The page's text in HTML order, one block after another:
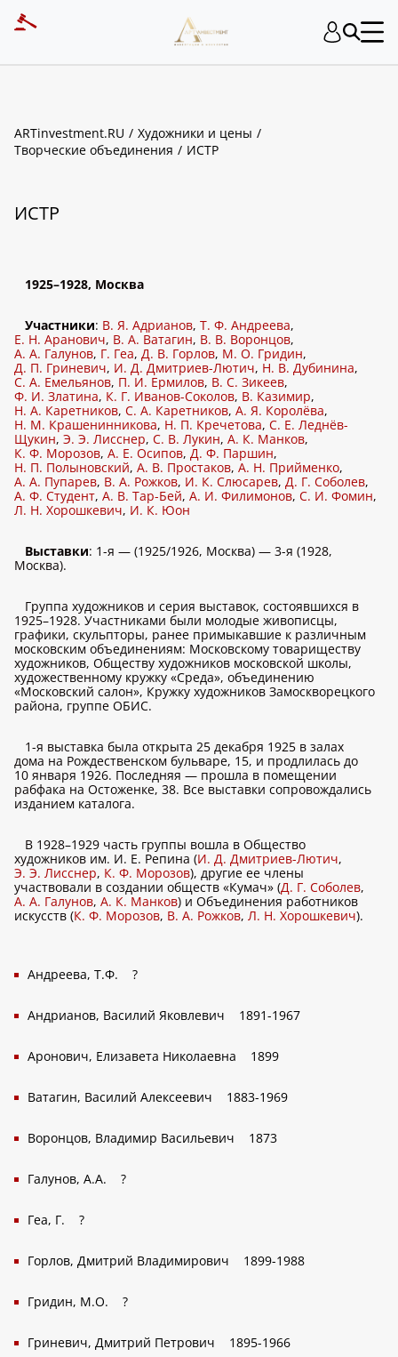
ARTinvestment.RU
Художники и цены
Творческие объединения
ИСТР
ИСТР
1925–1928, Москва
Участники: В. Я. Адрианов, Т. Ф. Андреева,
Е. Н. Аранович, В. А. Ватагин, В. В. Воронцов,
А. А. Галунов, Г. Геа, Д. В. Горлов, М. О. Гридин,
Д. П. Гриневич, И. Д. Дмитриев-Лютич, Н. В. Дубинина,
С. А. Емельянов, П. И. Ермилов, В. С. Зикеев,
Ф. И. Златина, К. Г. Иванов-Соколов, В. Казимир,
Н. А. Каретников, С. А. Каретников, А. Я. Королёва,
Н. М. Крашенинникова, Н. П. Кречетова, С. Е. Леднёв-
Щукин, Э. Э. Лисснер, С. В. Лукин, А. К. Манков,
К. Ф. Морозов, А. Е. Осипов, Д. Ф. Паршин,
Н. П. Полыновский, А. В. Простаков, А. Н. Прийменко,
А. А. Пупарев, В. А. Рожков, И. К. Слюсарев, Д. Г. Соболев,
А. Ф. Студент, А. В. Тар-Бей, А. И. Филимонов, С. И. Фомин,
Л. Н. Хорошкевич, И. К. Юон
Выставки: 1-я — (1925/1926, Москва) — 3-я (1928,
Москва).
Группа художников и серия выставок, состоявшихся в
1925–1928. Участниками были молодые живописцы,
графики, скульпторы, ранее примыкавшие к различным
московским объединениям: Московскому товариществу
художников, Обществу художников московской школы,
художественному кружку «Среда», объединению
«Московский салон», Кружку художников Замоскворецкого
района, группе ОБИС.
1-я выставка была открыта 25 декабря 1925 в залах
дома на Рождественском бульваре, 15, и продлилась до
10 января 1926. Последняя — прошла в помещении
рабфака на Остоженке, 38. Все выставки сопровождались
изданием каталога.
В 1928–1929 часть группы вошла в Общество
художников им. И. Е. Репина (И. Д. Дмитриев-Лютич,
Э. Э. Лисснер, К. Ф. Морозов), другие ее члены
участвовали в создании обществ «Кумач» (Д. Г. Соболев,
А. А. Галунов, А. К. Манков) и Объединения работников
искусств (К. Ф. Морозов, В. А. Рожков, Л. Н. Хорошкевич).
Андреева, Т.Ф. ?
Андрианов, Василий Яковлевич 1891-1967
Аронович, Елизавета Николаевна 1899
Ватагин, Василий Алексеевич 1883-1969
Воронцов, Владимир Васильевич 1873
Галунов, А.А. ?
Геа, Г. ?
Горлов, Дмитрий Владимирович 1899-1988
Гридин, М.О. ?
Гриневич, Дмитрий Петрович 1895-1966